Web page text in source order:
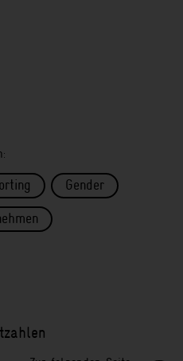
Gender